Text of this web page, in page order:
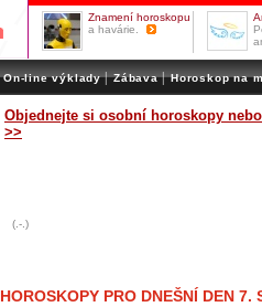
Znamení horoskopu
a havárie.
On-line výklady | Zábava | Horoskop na
Objednejte si osobní horoskopy
>>
(.-.)
HOROSKOPY PRO DNEŠNÍ DEN 7.